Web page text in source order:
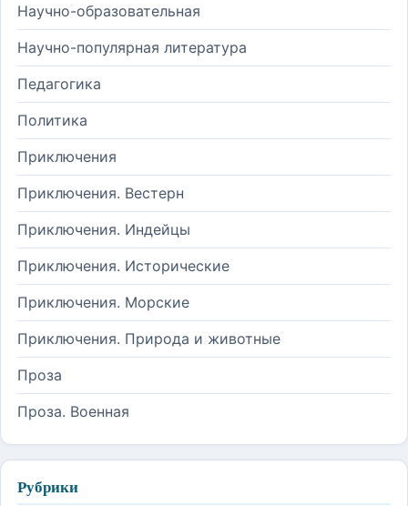
Научно-образовательная
Научно-популярная литература
Педагогика
Политика
Приключения
Приключения. Вестерн
Приключения. Индейцы
Приключения. Исторические
Приключения. Морские
Приключения. Природа и животные
Проза
Проза. Военная
Рубрики